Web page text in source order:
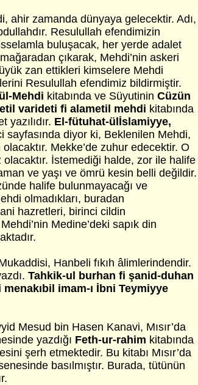
ahir zamanda dünyaya gelecektir. Adı,
Resulullah efendimizin
buluşacak, her yerde adalet
çıkarak, Mehdi’nin askeri
zan ettikleri kimselere Mehdi
Resulullah efendimiz bildirmiştir.
Mehdi kitabında ve Süyutinin Cüzün
varideti fi alametil mehdi kitabında
yazılıdır. El-fütuhat-ülİslamiyye,
sayfasında diyor ki, Beklenilen Mehdi,
olacaktır. Mekke’de zuhur edecektir. O
İstemediği halde, zor ile halife
ve yaşı ve ömrü kesin belli değildir.
halife bulunmayacağı ve
olmadıkları, buradan
hazretleri, birinci cildin
Medine’deki sapık din
Hanbeli fıkıh âlimlerindendir.
Tahkik-ul burhan fi şanid-duhan
imam-ı İbni Teymiyye
Mesud bin Hasen Kanavi, Mısır’da
yazdığı Feth-ur-rahim kitabında
şerh etmektedir. Bu kitabı Mısır’da
basılmıştır. Burada, tütünün